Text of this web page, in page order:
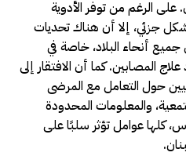
على الرغم من توفر الأدوية
جزئي، إلا أن هناك تحديات
أنحاء البلاد، خاصة في
المصابين. كما أن الافتقار إلى
حول التعامل مع المرضى
والمعلومات المحدودة
كلها عوامل تؤثر سلبًا على